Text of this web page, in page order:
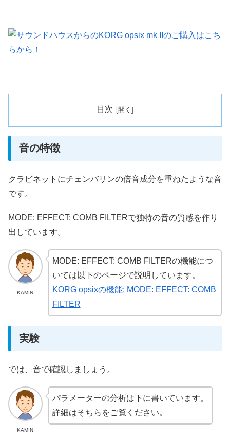
目次
音の特徴
クラビネットにチェンバリンの倍音成分を重ねたような音
です。
MODE: EFFECT: COMB FILTERで独特の音の質感を作り
出しています。
KAMIN
MODE: EFFECT: COMB FILTERの機能につ
いては以下のページで説明しています。
KORG opsixの機能: MODE: EFFECT: COMB
FILTER
実験
では、音で確認しましょう。
KAMIN
パラメーターの分析は下に書いています。
詳細はそちらをご覧ください。